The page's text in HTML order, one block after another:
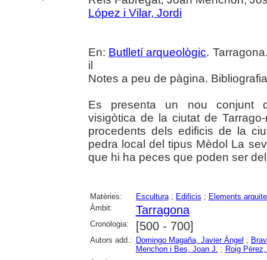
López i Vilar, Jordi
En: Butlletí arqueològic.
il
Notes a peu de pàgina.
Es presenta un nou conjunt
visigòtica de la ciutat de
procedents dels edificis de la
pedra local del tipus Mèdol La
que hi ha peces que poden ser
Matèries: Escultura; Edificis ; Elements
Àmbit:
Tarragona
Cronologia: [500 - 700]
Autors add.: Domingo Magaña, Javier Ángel ;
Menchon i Bes, Joan J.
; Roig